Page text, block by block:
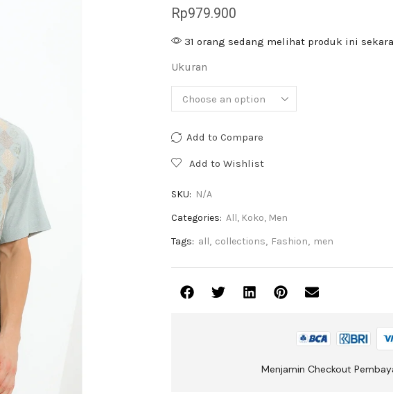
Rp979.900
31 orang sedang melihat produk ini
Ukuran
Add to Compare
Add to Wishlist
SKU: N/A
Categories: All, Koko, Men
Tags: all, collections, Fashion, men
Menjamin Checkout